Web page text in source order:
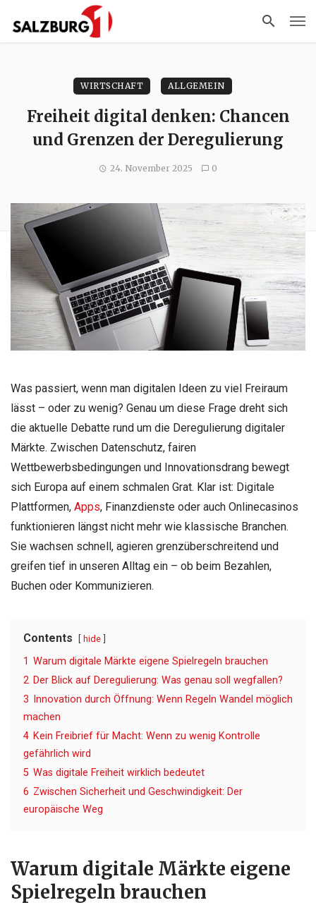
WIRTSCHAFT ALLGEMEIN
Freiheit digital denken: Chancen
und Grenzen der Deregulierung
24. November 2025 0
Was passiert, wenn man digitalen Ideen zu viel Freiraum
lässt – oder zu wenig? Genau um diese Frage dreht sich
die aktuelle Debatte rund um die Deregulierung digitaler
Märkte. Zwischen Datenschutz, fairen
Wettbewerbsbedingungen und Innovationsdrang bewegt
sich Europa auf einem schmalen Grat. Klar ist: Digitale
Plattformen, Apps, Finanzdienste oder auch Onlinecasinos
funktionieren längst nicht mehr wie klassische Branchen.
Sie wachsen schnell, agieren grenzüberschreitend und
greifen tief in unseren Alltag ein – ob beim Bezahlen,
Buchen oder Kommunizieren.
Contents hide
1 Warum digitale Märkte eigene Spielregeln brauchen
2 Der Blick auf Deregulierung: Was genau soll wegfallen?
3
Innovation durch Öffnung: Wenn Regeln Wandel möglich
machen
4 Kein Freibrief für Macht: Wenn zu wenig Kontrolle
gefährlich wird
5 Was digitale Freiheit wirklich bedeutet
6 Zwischen Sicherheit und Geschwindigkeit: Der
europäische Weg
Warum digitale Märkte eigene
Spielregeln brauchen